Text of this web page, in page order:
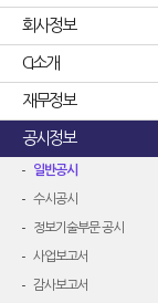
회사정보
CI소개
재무정보
공시정보
일반공시
수시공시
정보기술부문 공시
사업보고서
감사보고서